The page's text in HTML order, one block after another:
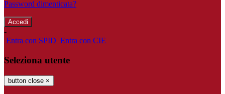
Password dimenticata?
-
Entra con SPID Entra con CIE
Seleziona utente
button close ×